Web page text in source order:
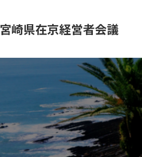
宮崎県在京経営者会議